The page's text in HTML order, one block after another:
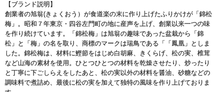
【ブランド説明】
創業者の旭翁(きょくおう）が食道楽の末に作り上げたふりかけが「錦松
梅」。昭和７年東京・四谷左門町の地に産声を上げ、創業以来一つの味
を作り続けています。「錦松梅」は旭翁の趣味であった盆栽から「錦
松」と「梅」の名を取り、商標のマークは瑞鳥である「「鳳凰」としま
した。錦松梅は、材料に鰹節をはじめ白胡麻、きくらげ、松の実、椎茸
など山海の素材を使用。ひとつひとつの材料を乾燥させたり、炒ったり
と丁寧に下ごしらえをしたあと、松の実以外の材料を醤油、砂糖などの
調味料で煮詰め、最後に松の実を加えて独特の風味を作り上げておりま